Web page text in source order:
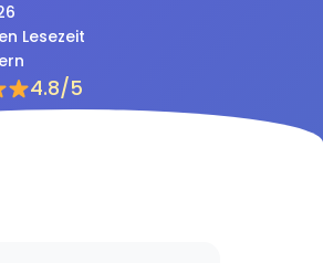
Lesezeit
4.8/5